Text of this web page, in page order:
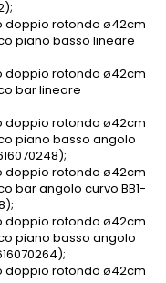
doppio rotondo ø42cm
piano basso lineare
doppio rotondo ø42cm
bar lineare
doppio rotondo ø42cm
piano basso angolo
doppio rotondo ø42cm
bar angolo curvo BB1-
doppio rotondo ø42cm
piano basso angolo
doppio rotondo ø42cm